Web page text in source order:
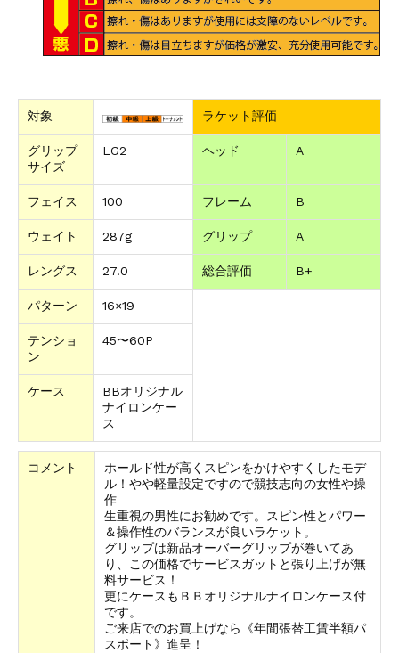
対象 ラケット評価
グリップ
サイズ
LG2 ヘッド A
フェイス 100 フレーム B
ウェイト 287g グリップ A
レングス 27.0 総合評価 B+
パターン 16×19
テンショ
ン
45〜60P
ケース
BBオリジナル
ナイロンケー
ス
コメント
ホールド性が高くスピンをかけやすくしたモデ
ル！やや軽量設定ですので競技志向の女性や操
作
生重視の男性にお勧めです。スピン性とパワー
＆操作性のバランスが良いラケット。
グリップは新品オーバーグリップが巻いてあ
り、この価格でサービスガットと張り上げが無
料サービス！
更にケースもＢＢオリジナルナイロンケース付
です。
ご来店でのお買上げなら《年間張替工賃半額パ
スポート》進呈！